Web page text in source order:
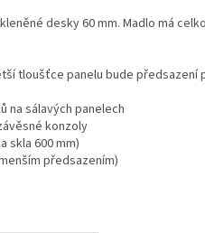
desky 60 mm. Madlo má
tloušťce panelu bude předsazení
na sálavých panelech
konzoly
skla 600 mm)
předsazením)